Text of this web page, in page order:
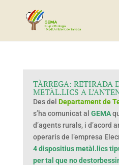
TÀRREGA: RETIRADA
METÀL.LICS A
Des del Departament de
s’ha comunicat al GEMA
d’agents rurals, i d’acord
operaris de l’empresa
4 dispositius metàl.lics
per tal que no